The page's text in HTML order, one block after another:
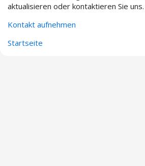
aktualisieren oder kontaktieren Sie uns.
Kontakt aufnehmen
Startseite